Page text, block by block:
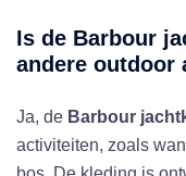
Is de Barbour
andere outdoor
Ja, de Barbour
activiteiten, zoals